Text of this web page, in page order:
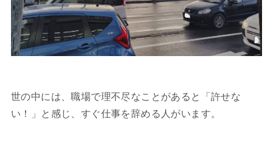
世の中には、職場で理不尽なことがあると「許せな
い！」と感じ、すぐ仕事を辞める人がいます。